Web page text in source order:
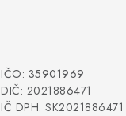
IČO: 35901969
DIČ: 2021886471
IČ DPH: SK2021886471